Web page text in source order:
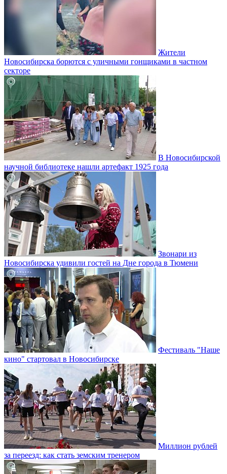
Жители
Новосибирска борются с уличными гонщиками в частном
секторе
В Новосибирской
научной библиотеке нашли артефакт 1925 года
Звонари из
Новосибирска удивили гостей на Дне города в Тюмени
Фестиваль "Наше
кино" стартовал в Новосибирске
Миллион рублей
за переезд: как стать земским тренером